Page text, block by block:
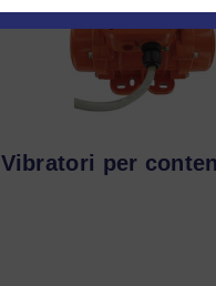
Vibratori per